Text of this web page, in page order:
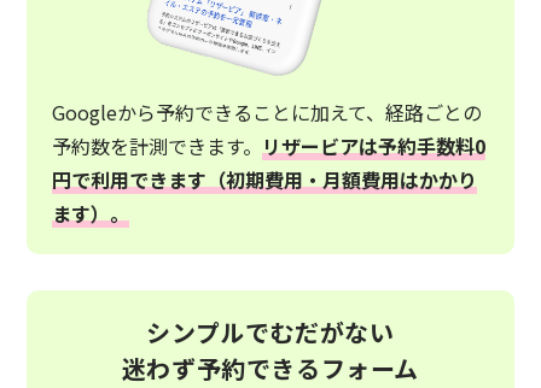
Googleから予約できることに加えて、経路ごとの
予約数を計測できます。 リザービアは予約手数料0
円で利用できます（初期費用・月額費用はかかり
ます）。
シンプルでむだがない
迷わず予約できるフォーム